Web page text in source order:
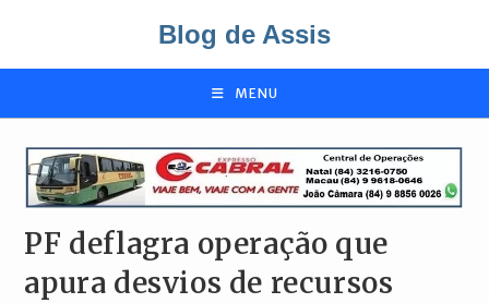
o
Blog de Assis
MENU
PF deflagra operação que
apura desvios de recursos